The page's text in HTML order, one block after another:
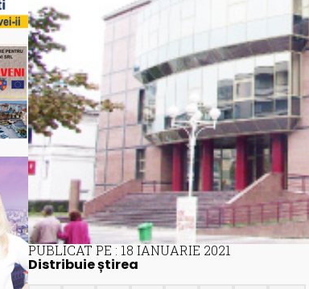
PUBLICAT PE : 18 IANUARIE 2021
Distribuie știrea